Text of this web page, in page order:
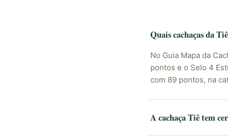
Quais cachaças da
No Guia Mapa da
pontos e o Selo 4
com 89 pontos, na
A cachaça Tiê tem